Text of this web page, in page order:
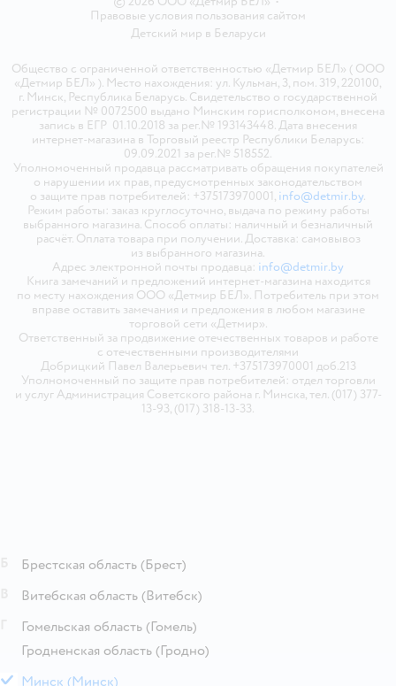
Правовые условия пользования сайтом
Детский мир в Беларуси
Общество с ограниченной ответственностью «Детмир БЕЛ» ( ООО
«Детмир БЕЛ» ). Место нахождения: ул. Кульман, 3, пом. 319, 220100,
г. Минск, Республика Беларусь. Свидетельство о государственной
регистрации № 0072500 выдано Минским горисполкомом, внесена
запись в ЕГР 01.10.2018 за рег.№ 193143448. Дата внесения
интернет-магазина в Торговый реестр Республики Беларусь:
09.09.2021 за рег.№ 518552.
Уполномоченный продавца рассматривать обращения покупателей
о нарушении их прав, предусмотренных законодательством
о защите прав потребителей: +375173970001, info@detmir.by.
Режим работы: заказ круглосуточно, выдача по режиму работы
выбранного магазина. Способ оплаты: наличный и безналичный
расчёт. Оплата товара при получении. Доставка: самовывоз
из выбранного магазина.
Адрес электронной почты продавца: info@detmir.by
Книга замечаний и предложений интернет-магазина находится
по месту нахождения ООО «Детмир БЕЛ». Потребитель при этом
вправе оставить замечания и предложения в любом магазине
торговой сети «Детмир».
Ответственный за продвижение отечественных товаров и работе
с отечественными производителями
Добрицкий Павел Валерьевич тел. +375173970001 доб.213
Уполномоченный по защите прав потребителей: отдел торговли
и услуг Администрация Советского района г. Минска, тел. (017) 377-
13-93, (017) 318-13-33.
Брестская область (Брест)
Витебская область (Витебск)
Гомельская область (Гомель)
Гродненская область (Гродно)
М Минск (Минск)